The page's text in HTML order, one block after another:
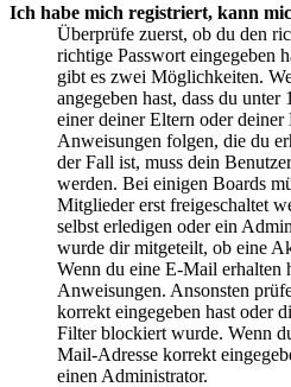
Ich habe mich registriert, kann
Überprüfe zuerst, ob du den
richtige Passwort eingegeben
gibt es zwei Möglichkeiten.
angegeben hast, dass du
einer deiner Eltern oder deiner
Anweisungen folgen, die du
der Fall ist, muss dein
werden. Bei einigen Boards
Mitglieder erst freigeschaltet
selbst erledigen oder ein
wurde dir mitgeteilt, ob eine
Wenn du eine E-Mail erhalten
Anweisungen. Ansonsten
korrekt eingegeben hast oder
Filter blockiert wurde. Wenn
Mail-Adresse korrekt
einen Administrator.